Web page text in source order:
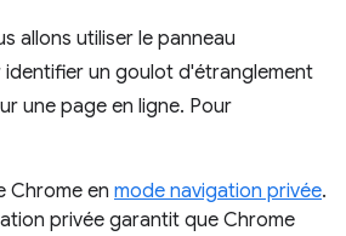
allons utiliser le panneau
un goulot d'étranglement
une page en ligne. Pour
Chrome en mode navigation privée.
privée garantit que Chrome